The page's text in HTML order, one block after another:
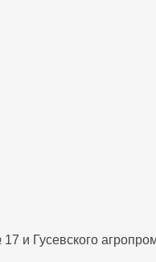
17 и Гусевского